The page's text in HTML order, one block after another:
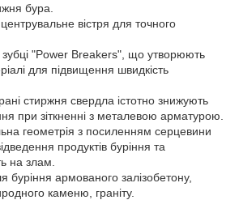
бура.
вістря для точного
зубці "Power Breakers", що утворюють
для підвищення швидкість
стиржня свердла істотно знижують
при зіткненні з металевою арматурою.
геометрія з посиленням серцевини
продуктів буріння та
на злам.
буріння армованого залізобетону,
каменю, граніту.